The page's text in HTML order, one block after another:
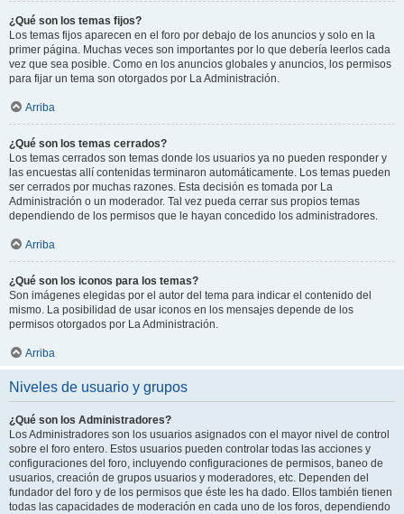
¿Qué son los temas fijos?
Los temas fijos aparecen en el foro por debajo de los anuncios y solo en la
primer página. Muchas veces son importantes por lo que debería leerlos cada
vez que sea posible. Como en los anuncios globales y anuncios, los permisos
para fijar un tema son otorgados por La Administración.
Arriba
¿Qué son los temas cerrados?
Los temas cerrados son temas donde los usuarios ya no pueden responder y
las encuestas allí contenidas terminaron automáticamente. Los temas pueden
ser cerrados por muchas razones. Esta decisión es tomada por La
Administración o un moderador. Tal vez pueda cerrar sus propios temas
dependiendo de los permisos que le hayan concedido los administradores.
Arriba
¿Qué son los iconos para los temas?
Son imágenes elegidas por el autor del tema para indicar el contenido del
mismo. La posibilidad de usar iconos en los mensajes depende de los
permisos otorgados por La Administración.
Arriba
Niveles de usuario y grupos
¿Qué son los Administradores?
Los Administradores son los usuarios asignados con el mayor nivel de control
sobre el foro entero. Estos usuarios pueden controlar todas las acciones y
configuraciones del foro, incluyendo configuraciones de permisos, baneo de
usuarios, creación de grupos usuarios y moderadores, etc. Dependen del
fundador del foro y de los permisos que éste les ha dado. Ellos también tienen
todas las capacidades de moderación en cada uno de los foros, dependiendo